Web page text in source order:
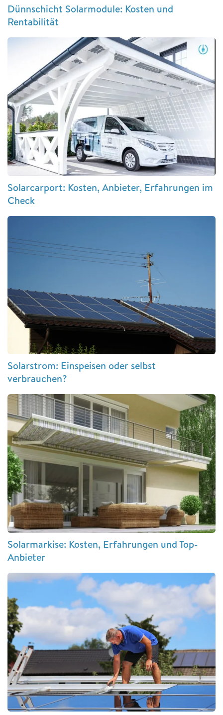
Dünnschicht Solarmodule: Kosten und
Rentabilität
Solarcarport: Kosten, Anbieter, Erfahrungen im
Check
Solarstrom: Einspeisen oder selbst
verbrauchen?
Solarmarkise: Kosten, Erfahrungen und Top-
Anbieter